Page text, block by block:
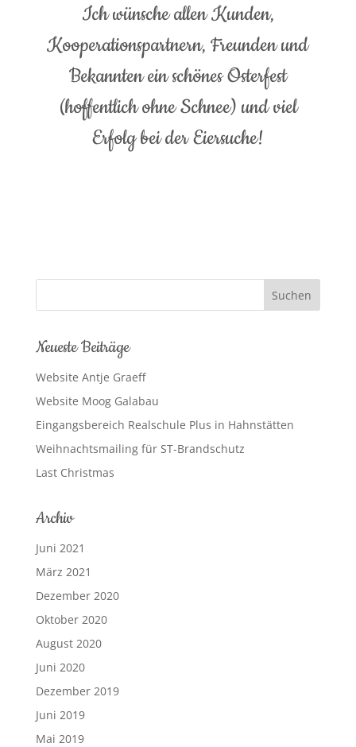
Ich wünsche allen Kunden,
Kooperationspartnern, Freunden und
Bekannten ein schönes Osterfest
(hoffentlich ohne Schnee) und viel
Erfolg bei der Eiersuche!
Neueste Beiträge
Website Antje Graeff
Website Moog Galabau
Eingangsbereich Realschule Plus in Hahnstätten
Weihnachtsmailing für ST-Brandschutz
Last Christmas
Archiv
Juni 2021
März 2021
Dezember 2020
Oktober 2020
August 2020
Juni 2020
Dezember 2019
Juni 2019
Mai 2019